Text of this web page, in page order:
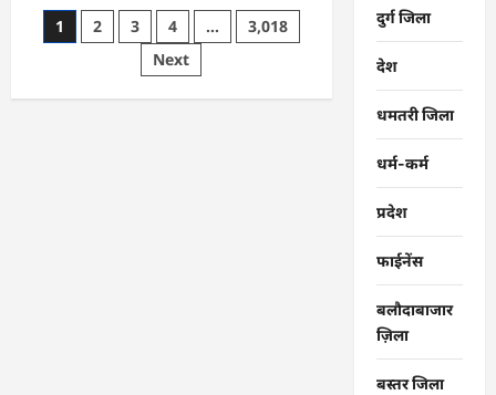
CG
:
राष्ट्रीय
हथकरघा
दिवस
Posts
1 2 3 4 …
3,018
Next
दुर्ग जिला
देश
धमतरी जिला
धर्म-कर्म
प्रदेश
फाईनेंस
बलौदाबाजार
ज़िला
बस्तर जिला